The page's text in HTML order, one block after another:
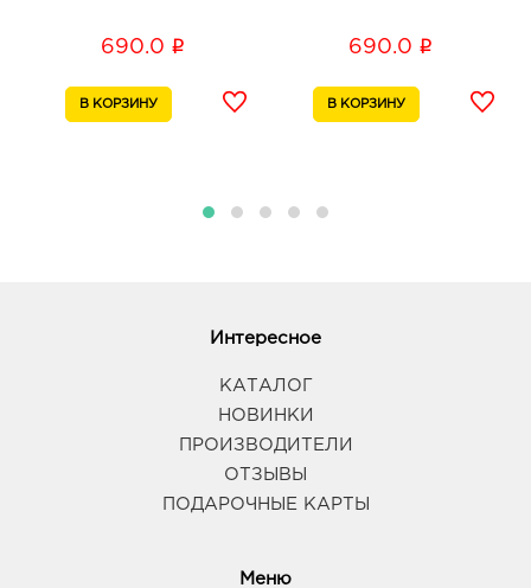
690.0 i 690.0 i
Интересное
КАТАЛОГ
НОВИНКИ
ПРОИЗВОДИТЕЛИ
ОТЗЫВЫ
ПОДАРОЧНЫЕ КАРТЫ
Меню